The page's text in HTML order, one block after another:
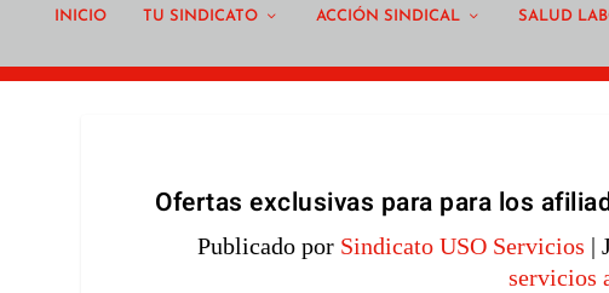
INICIO TU SINDICATO ACCIÓN SINDICAL SALUD
Ofertas exclusivas para para los
Publicado por Sindicato USO Servicios |
servicios